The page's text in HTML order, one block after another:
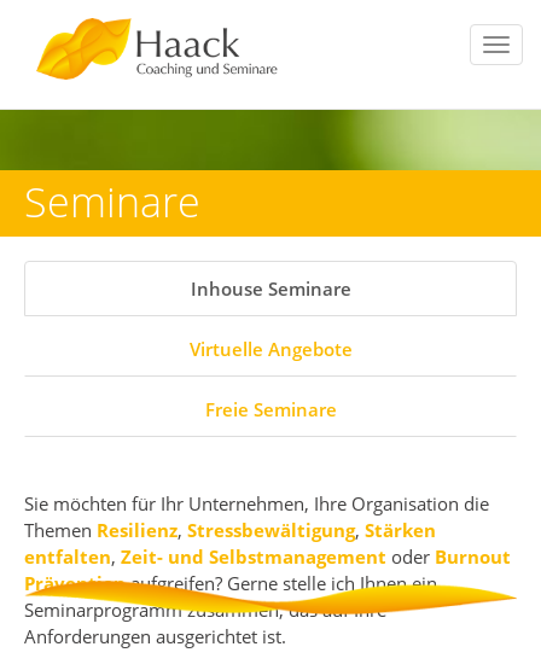
Seminare
Inhouse Seminare
Virtuelle Angebote
Freie Seminare
Sie möchten für Ihr Unternehmen, Ihre Organisation die
Themen Resilienz, Stressbewältigung, Stärken
entfalten, Zeit- und Selbstmanagement oder Burnout
Präventionaufgreifen? Gerne stelle ich Ihnen ein
Seminarprogramm zusammen, das auf Ihre
Anforderungen ausgerichtet ist.